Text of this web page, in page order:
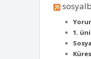
1.